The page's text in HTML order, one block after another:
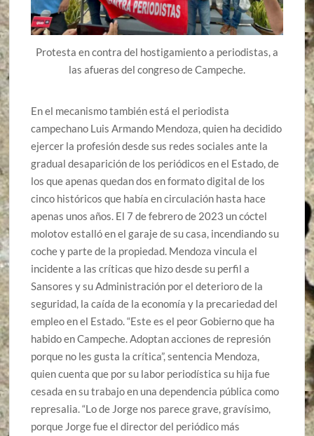
Protesta en contra del hostigamiento a periodistas, a
las afueras del congreso de Campeche.
En el mecanismo también está el periodista
campechano Luis Armando Mendoza, quien ha decidido
ejercer la profesión desde sus redes sociales ante la
gradual desaparición de los periódicos en el Estado, de
los que apenas quedan dos en formato digital de los
cinco históricos que había en circulación hasta hace
apenas unos años. El 7 de febrero de 2023 un cóctel
molotov estalló en el garaje de su casa, incendiando su
coche y parte de la propiedad. Mendoza vincula el
incidente a las críticas que hizo desde su perfil a
Sansores y su Administración por el deterioro de la
seguridad, la caída de la economía y la precariedad del
empleo en el Estado. “Este es el peor Gobierno que ha
habido en Campeche. Adoptan acciones de represión
porque no les gusta la crítica”, sentencia Mendoza,
quien cuenta que por su labor periodística su hija fue
cesada en su trabajo en una dependencia pública como
represalia. “Lo de Jorge nos parece grave, gravísimo,
porque Jorge fue el director del periódico más